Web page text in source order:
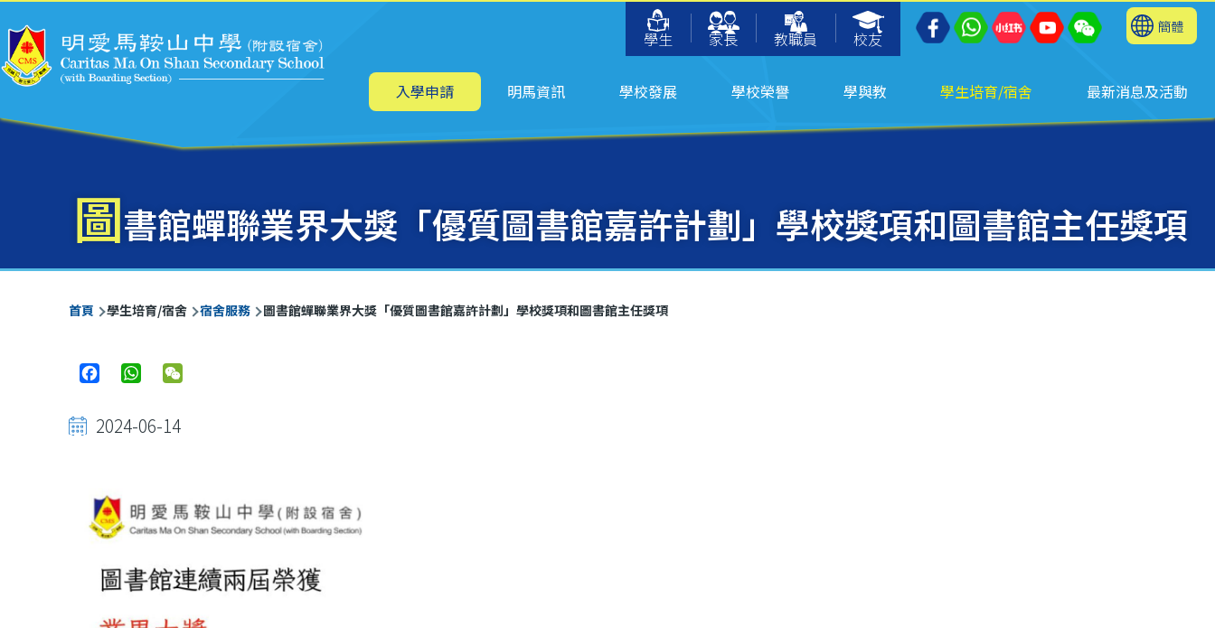
學生
家長 教職員 校友
簡體
主
航 入學申請 明馬資訊 學校發展 學校榮譽 學與教 學生培育/宿舍 最新消息及活動
圖書館蟬聯業界大獎「優質圖書館嘉許計劃」學校獎項和圖書館主任獎項
導
航
連
首頁 學生培育/宿舍 宿舍服務 圖書館蟬聯業界大獎「優質圖書館嘉許計劃」學校獎項和圖書館主任獎項
FacebookWhatsApp
2024-06-14